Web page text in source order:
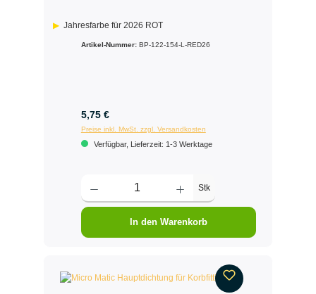
Jahresfarbe für 2026 ROT
Artikel-Nummer: BP-122-154-L-RED26
5,75 €
Preise inkl. MwSt. zzgl. Versandkosten
Verfügbar, Lieferzeit: 1-3 Werktage
Stk
In den Warenkorb